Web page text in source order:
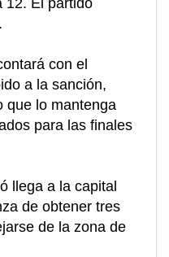
con el
a la sanción,
que lo mantenga
para las finales
llega a la capital
de obtener tres
de la zona de